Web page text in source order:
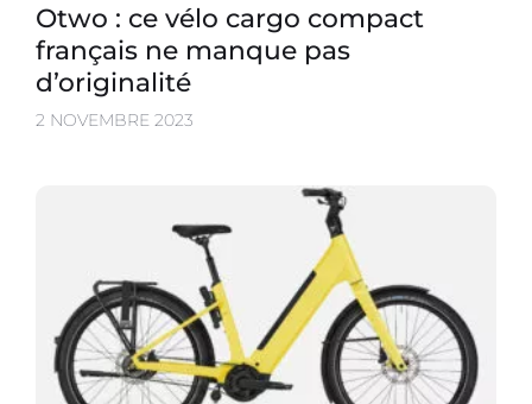
Otwo : ce vélo cargo compact
français ne manque pas
d’originalité
2 NOVEMBRE 2023